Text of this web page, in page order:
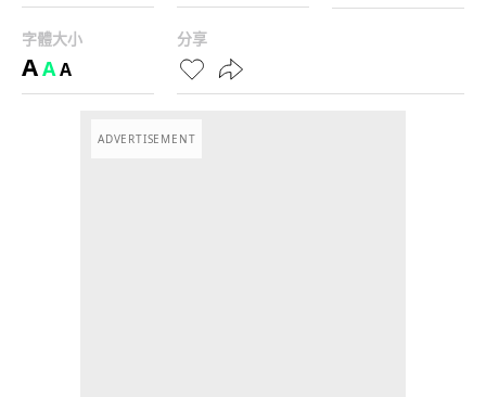
字體大小
AAA
分享
ADVERTISEMENT